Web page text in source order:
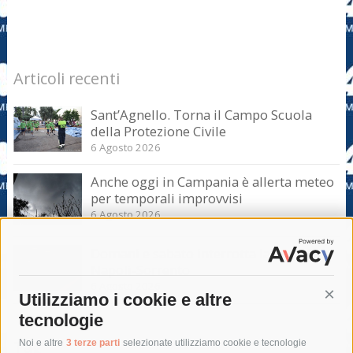
Utilizziamo i cookie e altre
tecnologie
Noi e altre 3 terze parti selezionate utilizziamo cookie e tecnologie
Articoli recenti
Sant’Agnello. Torna il Campo Scuola
della Protezione Civile
6 Agosto 2026
Anche oggi in Campania è allerta meteo
per temporali improvvisi
6 Agosto 2026
Domani e sabato interrotta la linea Eav
Tag